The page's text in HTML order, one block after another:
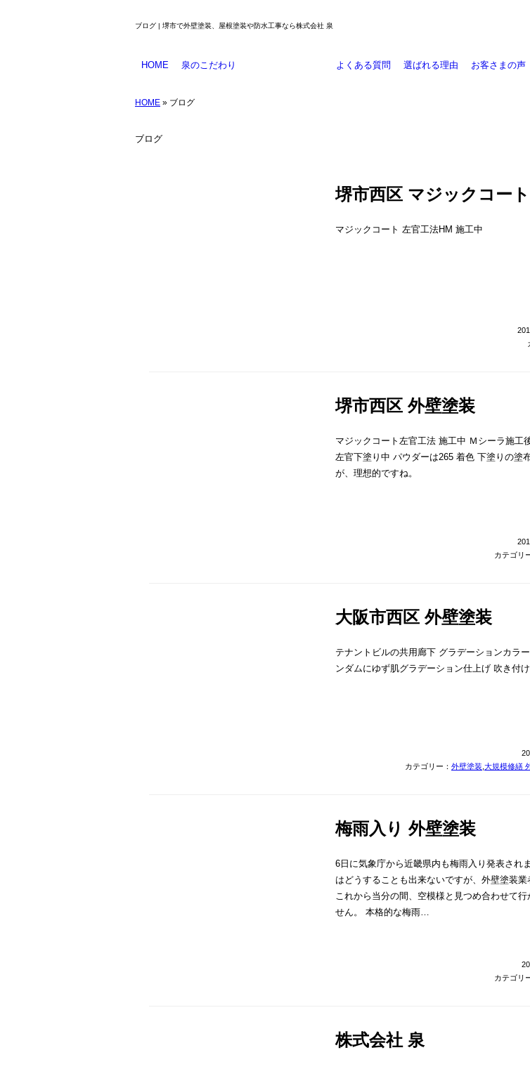
ブログ | 堺市で外壁塗装、屋根塗装や防水工事なら株式会社 泉
HOME 泉のこだわり よくある質問 選ばれる理由 お客さまの声
HOME » ブログ
ブログ
堺市西区 マジックコート
マジックコート 左官工法HM 施工中
堺市西区 外壁塗装
マジックコート左官工法 施工中 Ｍシーラ施工
左官下塗り中 パウダーは265 着色 下塗りの塗
が、理想的ですね。
カテゴリ
大阪市西区 外壁塗装
テナントビルの共用廊下 グラデーションカラ
ンダムにゆず肌グラデーション仕上げ 吹き付
カテゴリー： 外壁塗装 大規模修繕
梅雨入り 外壁塗装
6日に気象庁から近畿県内も梅雨入り発表され
はどうすることも出来ないですが、外壁塗装業
これから当分の間、空模様と見つめ合わせて行
せん。 本格的な梅雨…
カテゴリ
株式会社 泉